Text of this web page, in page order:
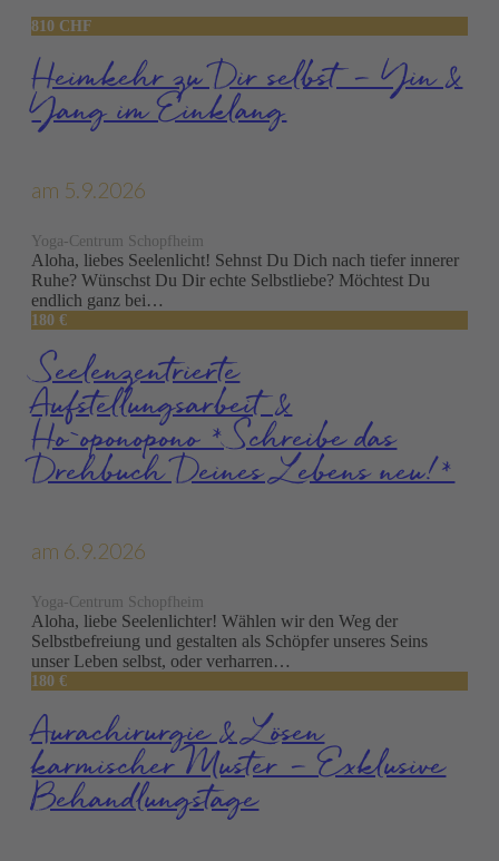
810 CHF
Heimkehr zu Dir selbst – Yin &
Yang im Einklang
am 5.9.2026
Yoga-Centrum Schopfheim
Aloha, liebes Seelenlicht! Sehnst Du Dich nach tiefer innerer
Ruhe? Wünschst Du Dir echte Selbstliebe? Möchtest Du
endlich ganz bei…
180 €
Seelenzentrierte
Aufstellungsarbeit &
Ho`oponopono *Schreibe das
Drehbuch Deines Lebens neu!*
am 6.9.2026
Yoga-Centrum Schopfheim
Aloha, liebe Seelenlichter! Wählen wir den Weg der
Selbstbefreiung und gestalten als Schöpfer unseres Seins
unser Leben selbst, oder verharren…
180 €
Aurachirurgie & Lösen
karmischer Muster – Exklusive
Behandlungstage